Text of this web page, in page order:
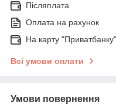
Післяплата
Оплата на рахунок
На карту "Приватбанку"
Всі умови оплати
Умови повернення